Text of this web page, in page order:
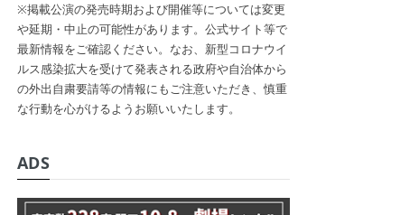
※掲載公演の発売時期および開催等については変更
や延期・中止の可能性があります。公式サイト等で
最新情報をご確認ください。なお、新型コロナウイ
ルス感染拡大を受けて発表される政府や自治体から
の外出自粛要請等の情報にもご注意いただき、慎重
な行動を心がけるようお願いいたします。
ADS